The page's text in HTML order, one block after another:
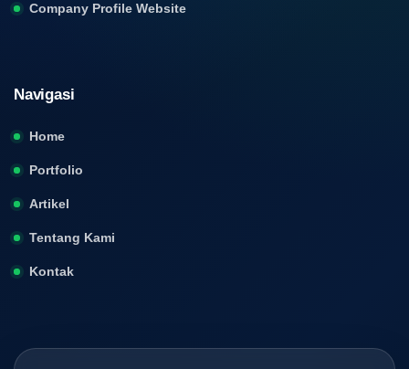
Company Profile Website
Navigasi
Home
Portfolio
Artikel
Tentang Kami
Kontak